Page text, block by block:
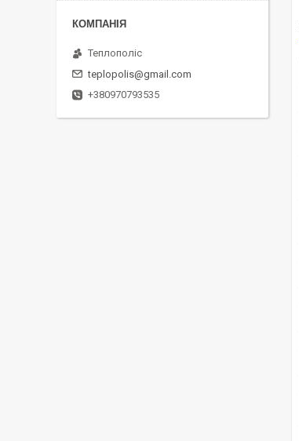
Теплополіс
teplopolis@gmail.com
+380970793535